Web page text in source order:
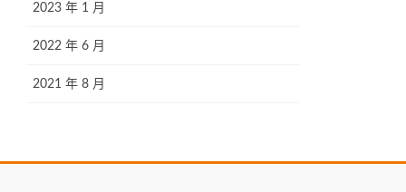
2023 年 1 月
2022 年 6 月
2021 年 8 月